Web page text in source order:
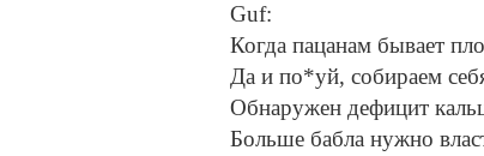
Guf:
Когда пацанам бывает
Да и по*уй, собираем
Обнаружен дефицит
Больше бабла нужно